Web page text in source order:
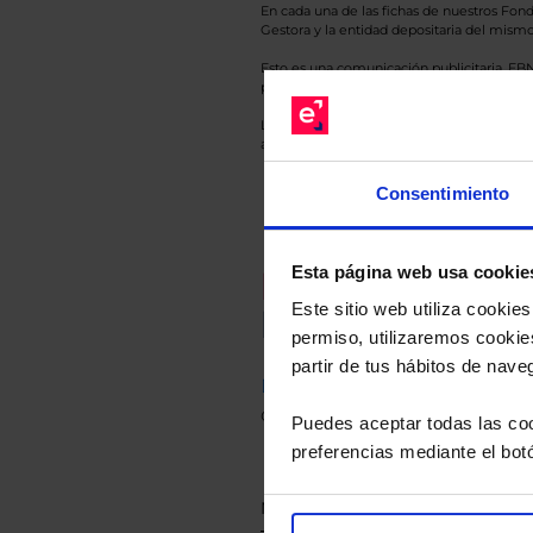
Consentimiento
Esta página web usa
Este sitio web utiliza
permiso, utilizaremos
partir de tus hábitos de
Puedes aceptar todas las
preferencias mediante el
En cada una de las fichas de nuestros
Gestora y la entidad depositaria del
Esto es una comunicación publicitaria.
para el inversor antes de tomar una
Los datos de rentabilidad mostrados
anterior a Valor Liquidativo actual con
Le
Descárguese el archivo
de sus alternativas de